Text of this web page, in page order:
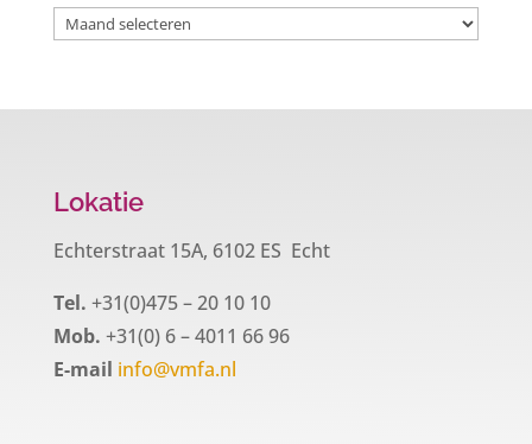
Archieven
Lokatie
Echterstraat 15A, 6102 ES Echt
Tel. +31(0)475 – 20 10 10
Mob. +31(0) 6 – 4011 66 96
E-mail info@vmfa.nl